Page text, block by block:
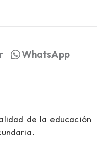
WhatsApp
de la educación